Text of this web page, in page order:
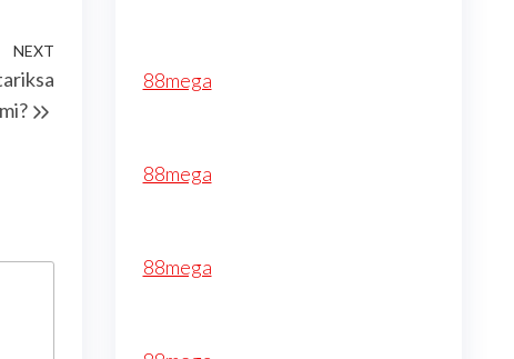
Next
Post
NEXT
88mega
88mega
88mega